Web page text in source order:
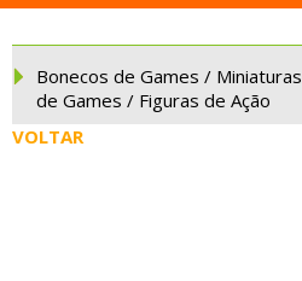
Bonecos de Games / Miniaturas
de Games / Figuras de Ação
VOLTAR